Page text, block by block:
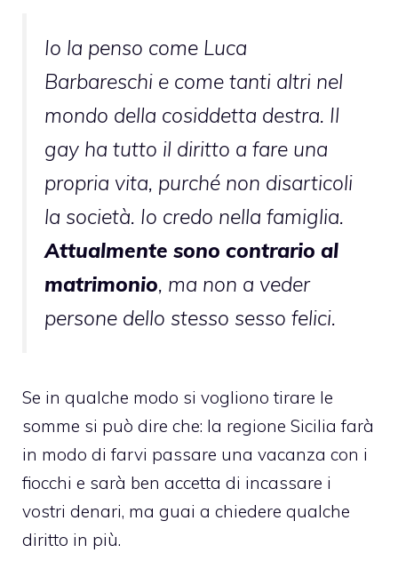
Io la penso come Luca
Barbareschi e come tanti altri nel
mondo della cosiddetta destra. Il
gay ha tutto il diritto a fare una
propria vita, purché non disarticoli
la società. Io credo nella famiglia.
Attualmente sono contrario al
matrimonio, ma non a veder
persone dello stesso sesso felici.
Se in qualche modo si vogliono tirare le
somme si può dire che: la regione Sicilia farà
in modo di farvi passare una vacanza con i
fiocchi e sarà ben accetta di incassare i
vostri denari, ma guai a chiedere qualche
diritto in più.